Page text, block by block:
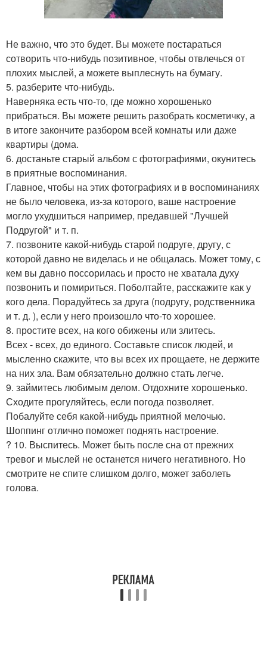
Не важно, что это будет. Вы можете постараться
сотворить что-нибудь позитивное, чтобы отвлечься от
плохих мыслей, а можете выплеснуть на бумагу.
5. разберите что-нибудь.
Наверняка есть что-то, где можно хорошенько
прибраться. Вы можете решить разобрать косметичку, а
в итоге закончите разбором всей комнаты или даже
квартиры (дома.
6. достаньте старый альбом с фотографиями, окунитесь
в приятные воспоминания.
Главное, чтобы на этих фотографиях и в воспоминаниях
не было человека, из-за которого, ваше настроение
могло ухудшиться например, предавшей "Лучшей
Подругой" и т. п.
7. позвоните какой-нибудь старой подруге, другу, с
которой давно не виделась и не общалась. Может тому, с
кем вы давно поссорилась и просто не хватала духу
позвонить и помириться. Поболтайте, расскажите как у
кого дела. Порадуйтесь за друга (подругу, родственника
и т. д. ), если у него произошло что-то хорошее.
8. простите всех, на кого обижены или злитесь.
Всех - всех, до единого. Составьте список людей, и
мысленно скажите, что вы всех их прощаете, не держите
на них зла. Вам обязательно должно стать легче.
9. займитесь любимым делом. Отдохните хорошенько.
Сходите прогуляйтесь, если погода позволяет.
Побалуйте себя какой-нибудь приятной мелочью.
Шоппинг отлично поможет поднять настроение.
? 10. Выспитесь. Может быть после сна от прежних
тревог и мыслей не останется ничего негативного. Но
смотрите не спите слишком долго, может заболеть
голова.